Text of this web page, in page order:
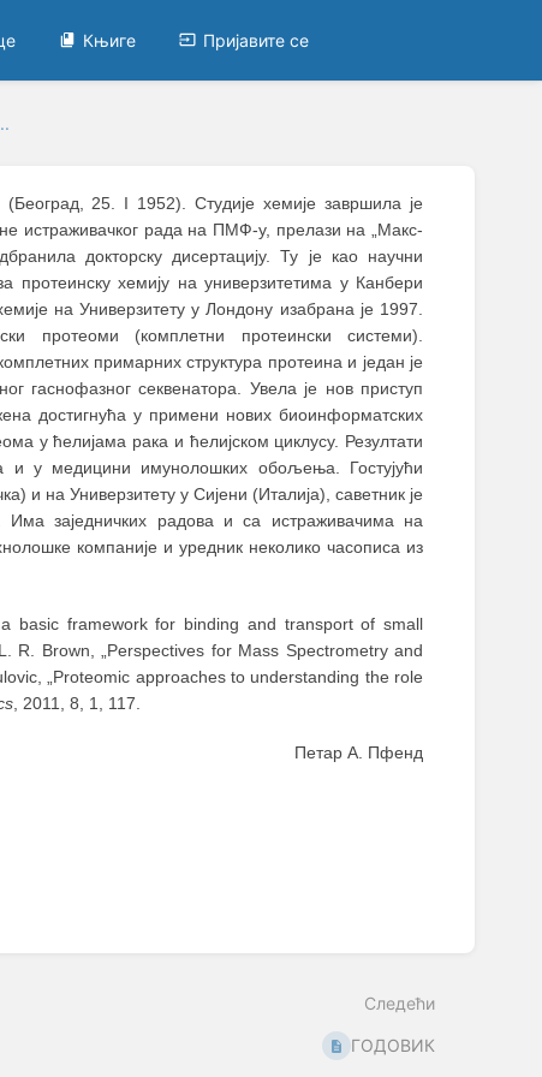
Књиге Пријавите се
25. I 1952). Студије хемије завршила је
истраживачког рада на ПМФ-у, прелази на „Макс-
докторску дисертацију. Ту је као научни
хемију на универзитетима у Канбери
на Универзитету у Лондону изабрана је 1997.
протеоми (комплетни протеински системи).
примарних структура протеина и један је
гаснофазног секвенатора. Увела је нов приступ
достигнућа у примени нових биоинформатских
у ћелијама рака и ћелијском циклусу. Резултати
и у медицини имунолошких обољења. Гостујући
и на Универзитету у Сијени (Италија), саветник је
Има заједничких радова и са истраживачима на
компаније и уредник неколико часописа из
basic framework for binding and transport of small
R. Brown, „Perspectives for Mass Spectrometry and
„Proteomic approaches to understanding the role
, 2011, 8, 1, 117.
Петар А. Пфенд
Следећи
ГОДОВИК